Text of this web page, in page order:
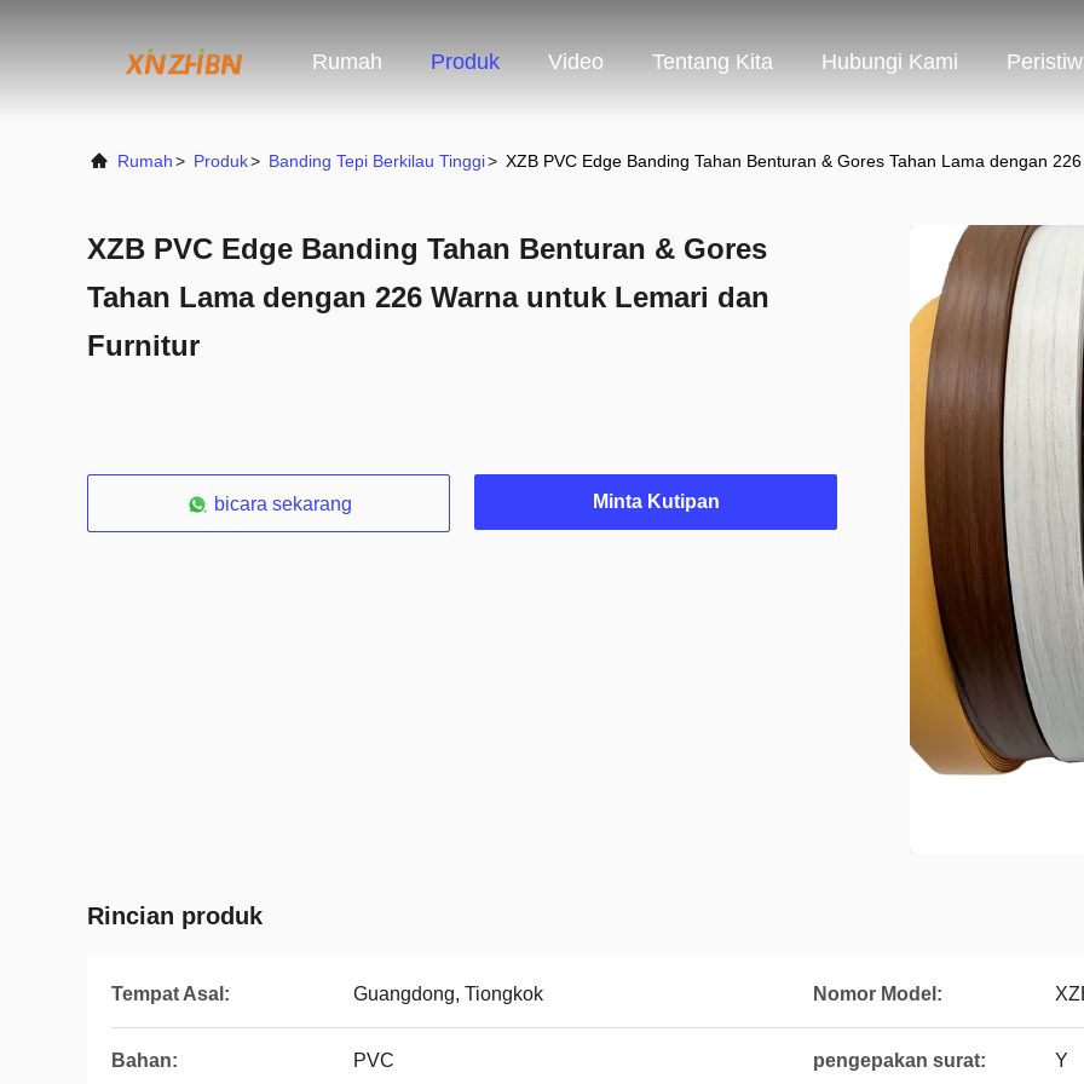
Rumah Produk Video Tentang Kita Hubungi Kami
Rumah> Produk> Banding Tepi Berkilau Tinggi> XZB PVC Edge Banding Tahan Benturan & Gores Tahan Lama dengan
XZB PVC Edge Banding Tahan Benturan & Gores
Tahan Lama dengan 226 Warna untuk Lemari dan
Furnitur
bicara sekarang Minta Kutipan
Rincian produk
Tempat Asal: Guangdong, Tiongkok Nomor Model:
Bahan: PVC pengepakan surat: Y